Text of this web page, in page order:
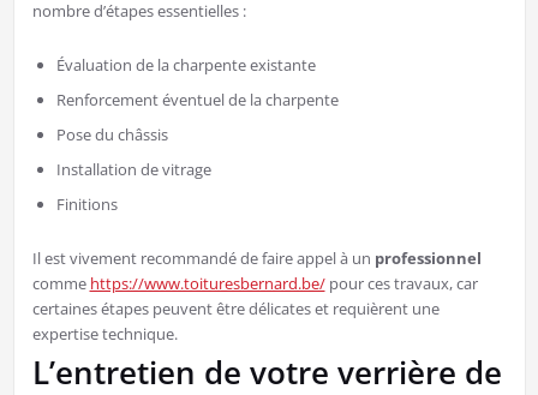
nombre d’étapes essentielles :
Évaluation de la charpente existante
Renforcement éventuel de la charpente
Pose du châssis
Installation de vitrage
Finitions
Il est vivement recommandé de faire appel à un professionnel
comme https://www.toituresbernard.be/pour ces travaux, car
certaines étapes peuvent être délicates et requièrent une
expertise technique.
L’entretien de votre verrière de